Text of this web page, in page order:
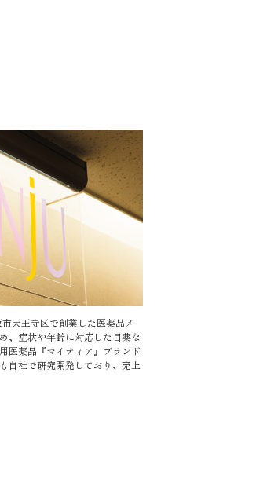
天王寺区で創業した医薬品メ
、症状や年齢に対応した目薬な
医薬品『マイティア』ブランド
自社で研究開発しており、売上